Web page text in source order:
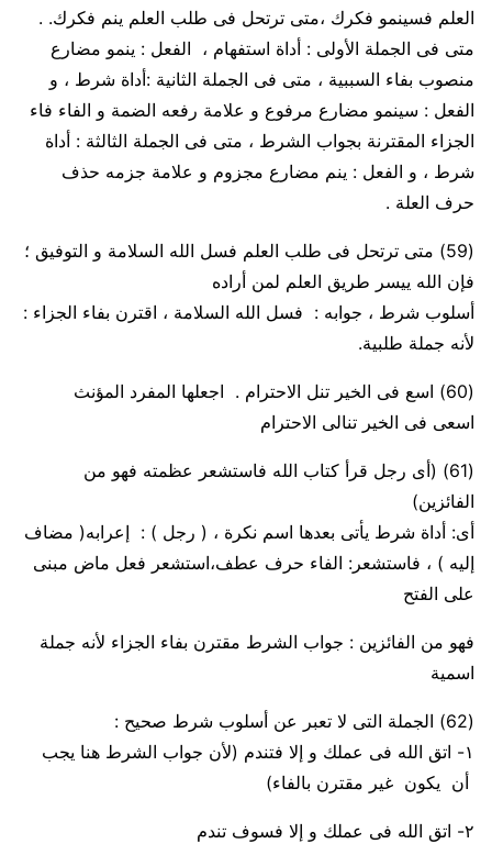
العلم فسينمو فكرك ،متى ترتحل فى طلب العلم ينم فكرك. .
متى فى الجملة الأولى : أداة استفهام ، الفعل : ينمو مضارع
منصوب بفاء السببية ، متى فى الجملة الثانية :أداة شرط ، و
الفعل : سينمو مضارع مرفوع و علامة رفعه الضمة و الفاء فاء
الجزاء المقترنة بجواب الشرط ، متى فى الجملة الثالثة : أداة
شرط ، و الفعل : ينم مضارع مجزوم و علامة جزمه حذف
حرف العلة .
(59)
متى ترتحل فى طلب العلم فسل الله السلامة و التوفيق ؛
فإن الله ييسر طريق العلم لمن أراده
أسلوب شرط ، جوابه : فسل الله السلامة ، اقترن بفاء الجزاء :
لأنه جملة طلبية.
(60)
اسع فى الخير تنل الاحترام . اجعلها المفرد المؤنث
اسعى فى الخير تنالى الاحترام
(61)
(أى رجل قرأ كتاب الله فاستشعر عظمته فهو من
الفائزين)
أى: أداة شرط يأتى بعدها اسم نكرة ، ( رجل ) : إعرابه( مضاف
إليه ) ، فاستشعر : الفاء حرف عطف،استشعر فعل ماض مبنى
على الفتح
فهو من الفائزين : جواب الشرط مقترن بفاء الجزاء لأنه جملة
اسمية
(62)
الجملة التى لا تعبر عن أسلوب شرط صحيح :
١- اتق الله فى عملك و إلا فتندم (لأن جواب الشرط هنا يجب
أن يكون غير مقترن بالفاء)
٢- اتق الله فى عملك و إلا فسوف تندم